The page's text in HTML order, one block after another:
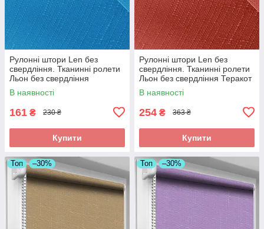
Рулонні штори Len без
свердління. Тканинні ролети
Льон без свердління
Аквамарин 7430
В наявності
161 ₴ 230 ₴
Купити
Рулонні штори Len без
свердління. Тканинні ролети
Льон без свердління Теракот
2095, 300
В наявності
254 ₴ 363 ₴
Купити
Топ –30% Топ –30%